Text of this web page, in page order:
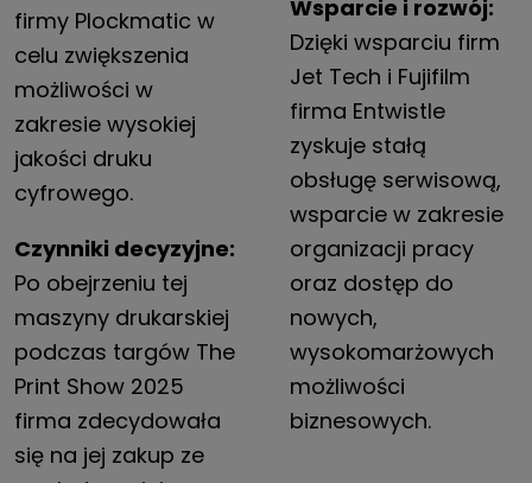
firmy Plockmatic w
celu zwiększenia
możliwości w
zakresie wysokiej
jakości druku
cyfrowego.
Czynniki decyzyjne:
Po obejrzeniu tej
maszyny drukarskiej
podczas targów The
Print Show 2025
firma zdecydowała
się na jej zakup ze
Wsparcie i rozwój:
Dzięki wsparciu firm
Jet Tech i Fujifilm
firma Entwistle
zyskuje stałą
obsługę serwisową,
wsparcie w zakresie
organizacji pracy
oraz dostęp do
nowych,
wysokomarżowych
możliwości
biznesowych.